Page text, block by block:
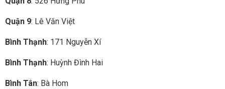
Quận 9: Lê Văn Việt
Bình Thạnh: 171 Nguyễn Xí
Bình Thạnh: Huỳnh Đình Hai
Bình Tân: Bà Hom